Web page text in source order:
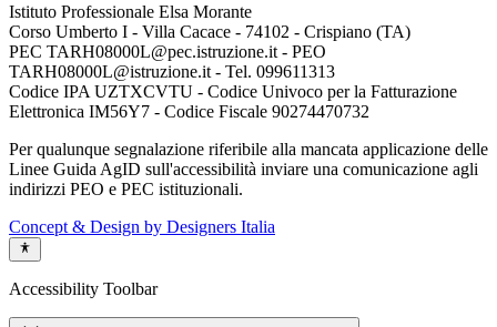
Istituto Professionale Elsa Morante
Corso Umberto I - Villa Cacace - 74102 - Crispiano (TA)
PEC TARH08000L@pec.istruzione.it - PEO
TARH08000L@istruzione.it - Tel. 099611313
Codice IPA UZTXCVTU - Codice Univoco per la Fatturazione
Elettronica IM56Y7 - Codice Fiscale 90274470732
Per qualunque segnalazione riferibile alla mancata applicazione delle
Linee Guida AgID sull'accessibilità inviare una comunicazione agli
indirizzi PEO e PEC istituzionali.
Concept & Design by Designers Italia
Accessibility Toolbar